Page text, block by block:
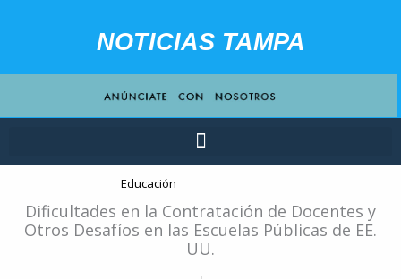
NOTICIAS TAMPA
Educación
Dificultades en la Contratación de Docentes y
Otros Desafíos en las Escuelas Públicas de EE.
UU.